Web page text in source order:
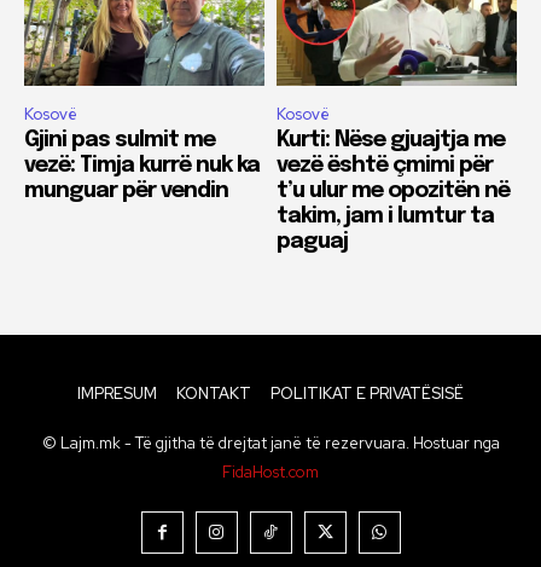
Kosovë
Gjini pas sulmit me
vezë: Timja kurrë nuk ka
munguar për vendin
Kosovë
Kurti: Nëse gjuajtja me
vezë është çmimi për
t’u ulur me opozitën në
takim, jam i lumtur ta
paguaj
IMPRESUM KONTAKT POLITIKAT E PRIVATËSISË
© Lajm.mk - Të gjitha të drejtat janë të rezervuara. Hostuar nga
FidaHost.com